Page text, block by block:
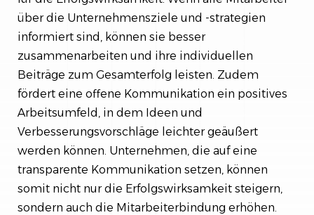
über die Unternehmensziele und -strategien
informiert sind, können sie besser
zusammenarbeiten und ihre individuellen
Beiträge zum Gesamterfolg leisten. Zudem
fördert eine offene Kommunikation ein positives
Arbeitsumfeld, in dem Ideen und
Verbesserungsvorschläge leichter geäußert
werden können. Unternehmen, die auf eine
transparente Kommunikation setzen, können
somit nicht nur die Erfolgswirksamkeit steigern,
sondern auch die Mitarbeiterbindung erhöhen.